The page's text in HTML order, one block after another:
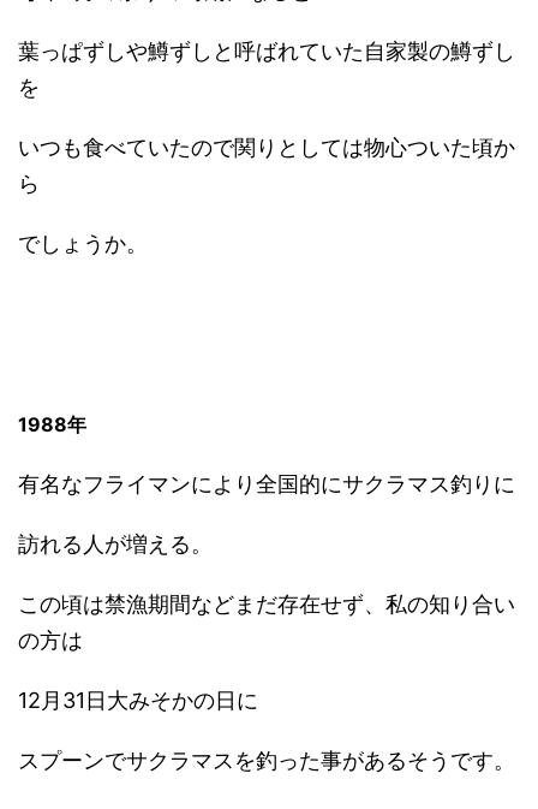
葉っぱずしや鱒ずしと呼ばれていた自家製の鱒ずし
を
いつも食べていたので関りとしては物心ついた頃か
ら
でしょうか。
1988年
有名なフライマンにより全国的にサクラマス釣りに
訪れる人が増える。
この頃は禁漁期間などまだ存在せず、私の知り合い
の方は
12月31日大みそかの日に
スプーンでサクラマスを釣った事があるそうです。